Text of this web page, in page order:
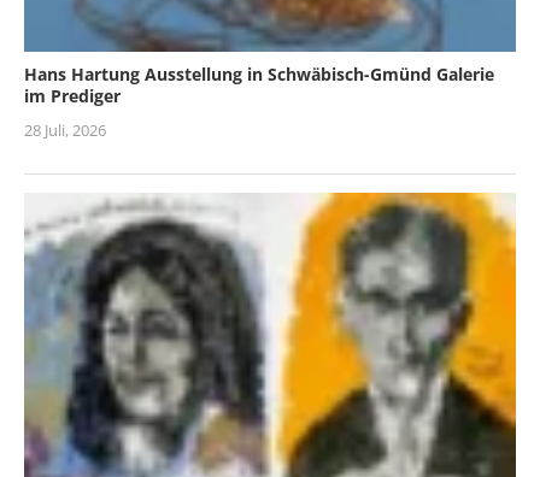
Hans Hartung Ausstellung in Schwäbisch-Gmünd Galerie
im Prediger
28 Juli, 2026